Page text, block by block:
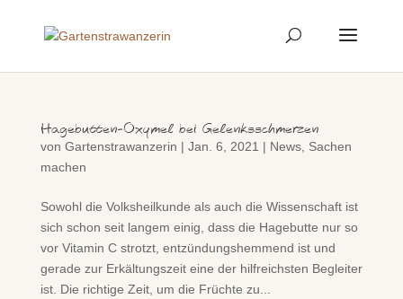
Hagebutten-Oxymel bei Gelenksschmerzen
von Gartenstrawanzerin | Jan. 6, 2021 | News, Sachen
machen
Sowohl die Volksheilkunde als auch die Wissenschaft ist
sich schon seit langem einig, dass die Hagebutte nur so
vor Vitamin C strotzt, entzündungshemmend ist und
gerade zur Erkältungszeit eine der hilfreichsten Begleiter
ist. Die richtige Zeit, um die Früchte zu...